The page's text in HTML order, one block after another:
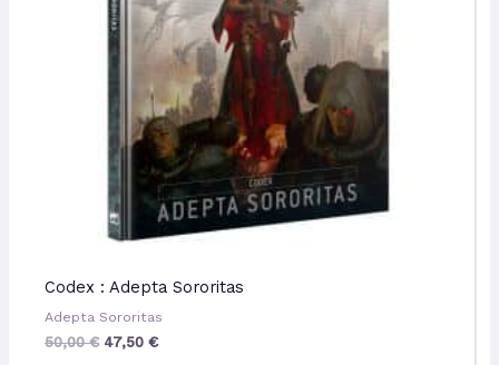
Codex : Adepta Sororitas
Adepta Sororitas
50,00€ 47,50 €